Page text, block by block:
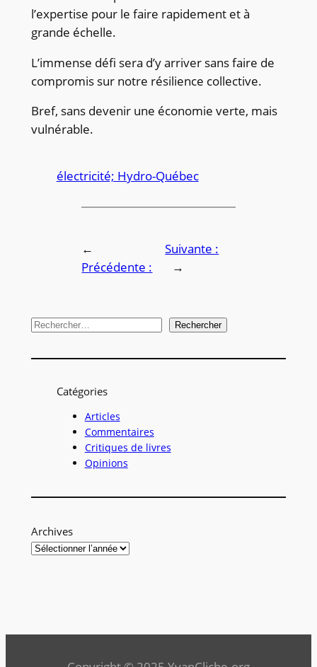
l’expertise pour le faire rapidement et à
grande échelle.
L’immense défi sera d’y arriver sans faire de
compromis sur notre résilience collective.
Bref, sans devenir une économie verte, mais
vulnérable.
électricité; Hydro-Québec
←
Précédente :
Suivante :
→
R
c
Rechercher
Catégories
Articles
Commentaires
Critiques de livres
Opinions
Archives